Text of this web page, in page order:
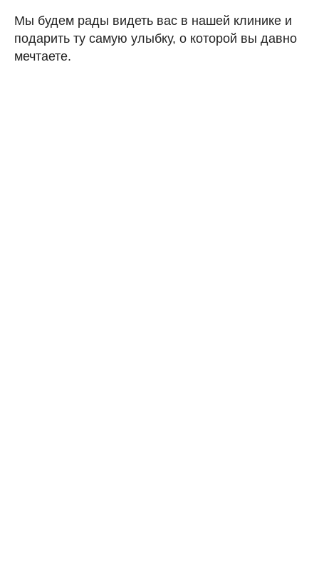
Мы будем рады видеть вас в нашей клинике и
подарить ту самую улыбку, о которой вы давно
мечтаете.